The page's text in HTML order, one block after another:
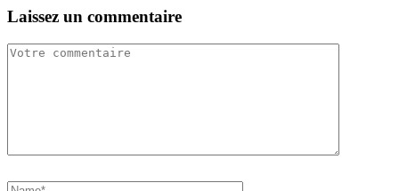
Laissez un commentaire